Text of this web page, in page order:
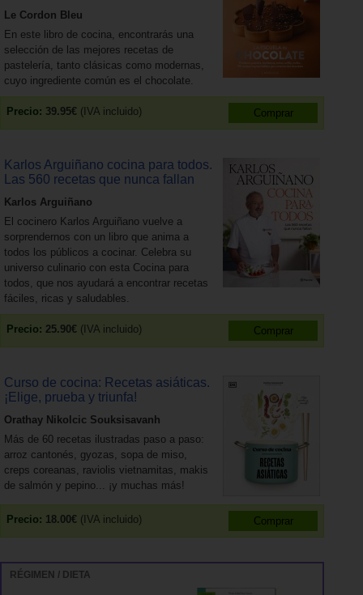
Le Cordon Bleu
En este libro de cocina, encontrarás una
selección de las mejores recetas de
pastelería, tanto clásicas como modernas,
cuyo ingrediente común es el chocolate.
Precio: 39.95€ (IVA incluido)
Karlos Arguiñano cocina para todos.
Las 560 recetas que nunca fallan
Karlos Arguiñano
El cocinero Karlos Arguiñano vuelve a
sorprendernos con un libro que anima a
todos los públicos a cocinar. Celebra su
universo culinario con esta Cocina para
todos, que nos ayudará a encontrar recetas
fáciles, ricas y saludables.
Precio: 25.90€ (IVA incluido)
Curso de cocina: Recetas asiáticas.
¡Elige, prueba y triunfa!
Orathay Nikolcic Souksisavanh
Más de 60 recetas ilustradas paso a paso:
arroz cantonés, gyozas, sopa de miso,
creps coreanas, raviolis vietnamitas, makis
de salmón y pepino... ¡y muchas más!
Precio: 18.00€ (IVA incluido)
RÉGIMEN / DIETA